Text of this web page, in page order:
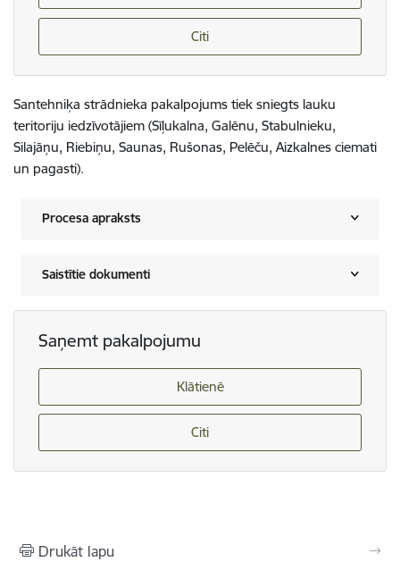
Citi
Santehniķa strādnieka pakalpojums tiek sniegts lauku
teritoriju iedzīvotājiem (Sīļukalna, Galēnu, Stabulnieku,
Silajāņu, Riebiņu, Saunas, Rušonas, Pelēču, Aizkalnes ciemati
un pagasti).
Procesa apraksts
Saistītie dokumenti
Saņemt pakalpojumu
Klātienē
Citi
Drukāt lapu